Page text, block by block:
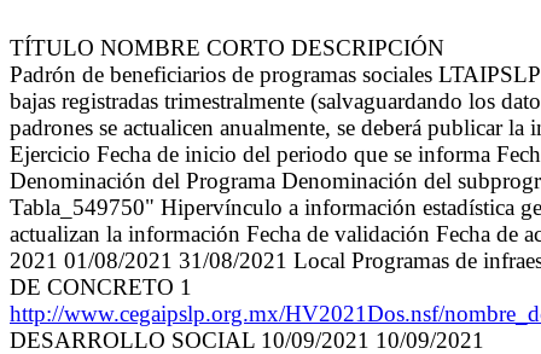
TÍTULO NOMBRE CORTO DESCRIPCIÓN
Padrón de beneficiarios de programas sociales
bajas registradas trimestralmente (salvaguardando los
padrones se actualicen anualmente, se deberá publicar
Ejercicio Fecha de inicio del periodo que se informa
Denominación del Programa Denominación del
Tabla_549750" Hipervínculo a información estadística
actualizan la información Fecha de validación Fecha de
2021 01/08/2021 31/08/2021 Local Programas de
DE CONCRETO 1
http://www.cegaipslp.org.mx/HV2021Dos.nsf/
DESARROLLO SOCIAL 10/09/2021 10/09/2021